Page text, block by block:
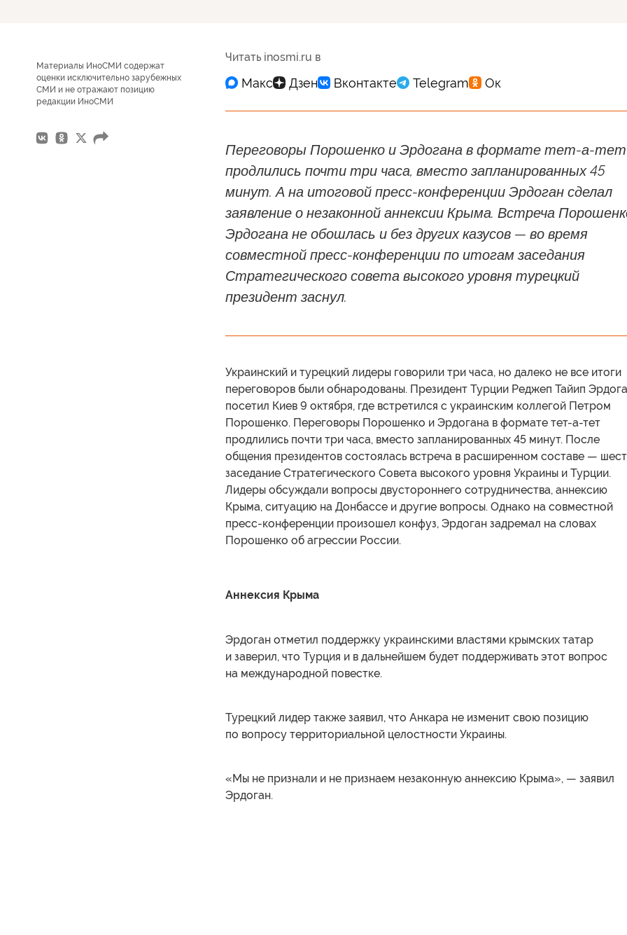
Материалы ИноСМИ содержат
оценки исключительно зарубежных
СМИ и не отражают позицию
редакции ИноСМИ
Читать inosmi.ru в
Переговоры Порошенко и Эрдогана в формате тет-а-тет
продлились почти три часа, вместо запланированных 45
минут. А на итоговой пресс-конференции Эрдоган сделал
заявление о незаконной аннексии Крыма. Встреча
Эрдогана не обошлась и без других казусов — во время
совместной пресс-конференции по итогам заседания
Стратегического совета высокого уровня турецкий
президент заснул.
Украинский и турецкий лидеры говорили три часа, но далеко не все итоги
переговоров были обнародованы. Президент Турции Реджеп Тайип
посетил Киев 9 октября, где встретился с украинским коллегой Петром
Порошенко. Переговоры Порошенко и Эрдогана в формате тет-а-тет
продлились почти три часа, вместо запланированных 45 минут. После
общения президентов состоялась встреча в расширенном составе —
заседание Стратегического Совета высокого уровня Украины и Турции.
Лидеры обсуждали вопросы двустороннего сотрудничества, аннексию
Крыма, ситуацию на Донбассе и другие вопросы. Однако на совместной
пресс-конференции произошел конфуз, Эрдоган задремал на словах
Порошенко об агрессии России.
Аннексия Крыма
Эрдоган отметил поддержку украинскими властями крымских татар
и заверил, что Турция и в дальнейшем будет поддерживать этот вопрос
на международной повестке.
Турецкий лидер также заявил, что Анкара не изменит свою позицию
по вопросу территориальной целостности Украины.
«Мы не признали и не признаем незаконную аннексию Крыма», — заявил
Эрдоган.